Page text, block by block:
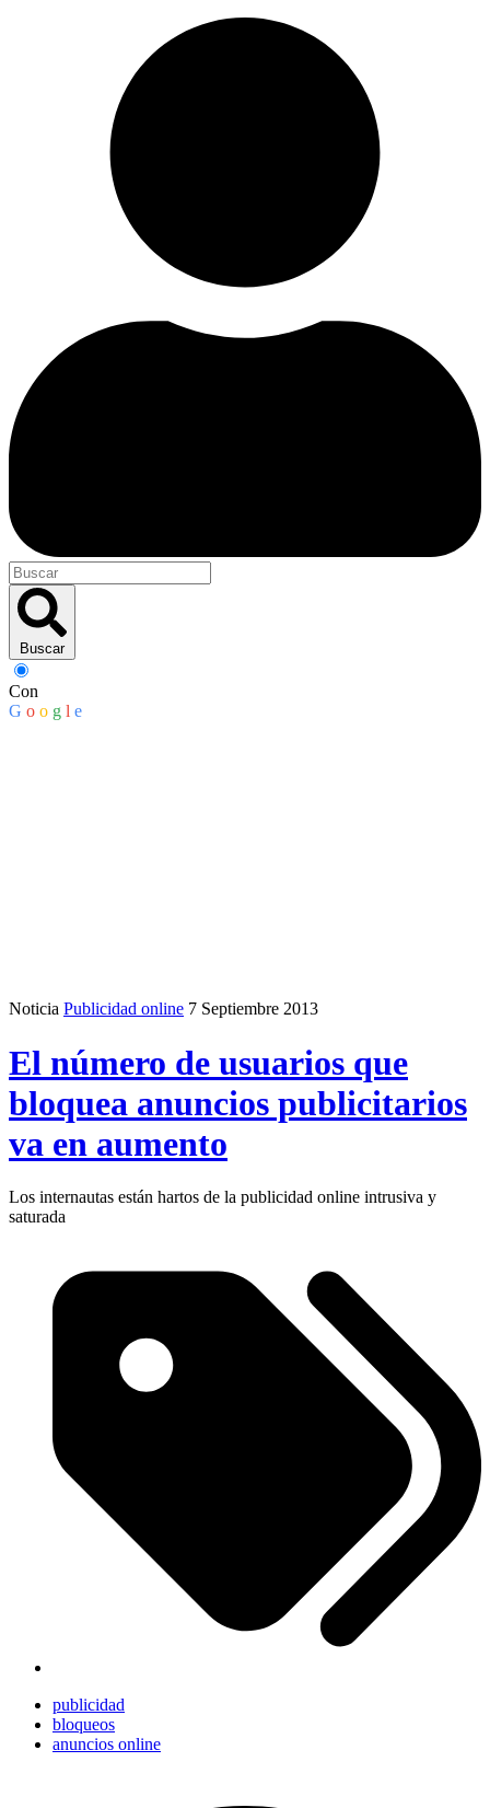
Buscar
Con
G o o g l e
Noticia Publicidad online 7 Septiembre 2013
El número de usuarios que
bloquea anuncios publicitarios
va en aumento
Los internautas están hartos de la publicidad online intrusiva y
saturada
publicidad
bloqueos
anuncios online